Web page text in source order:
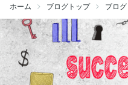
ホーム ブログトップ ブログ